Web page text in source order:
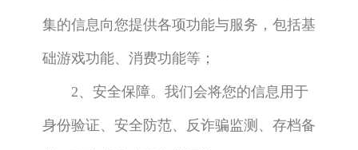
集的信息向您提供各项功能与服务，包括基
础游戏功能、消费功能等；
2、安全保障。我们会将您的信息用于
身份验证、安全防范、反诈骗监测、存档备